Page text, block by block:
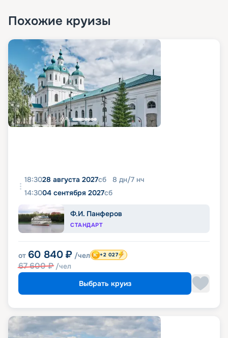
Похожие круизы
18:3028 августа 2027сб 8 дн/7 нч
14:3004 сентября 2027сб
Ф.И. Панферов
СТАНДАРТ
от 60 840 ₽ /чел
67 600₽ /чел
+2 027
Выбрать круиз